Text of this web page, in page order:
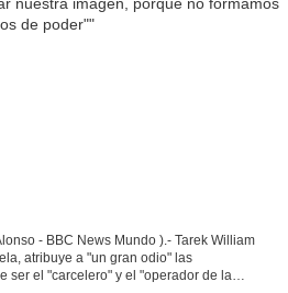
- BBC News Mundo ).- Tarek William
atribuye a "un gran odio" las
ser el "carcelero" y el "operador de la